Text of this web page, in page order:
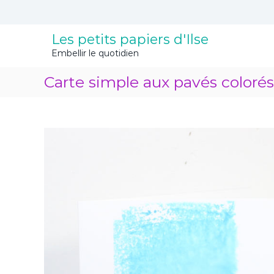
Les petits papiers d'Ilse
Embellir le quotidien
Carte simple aux pavés colorés